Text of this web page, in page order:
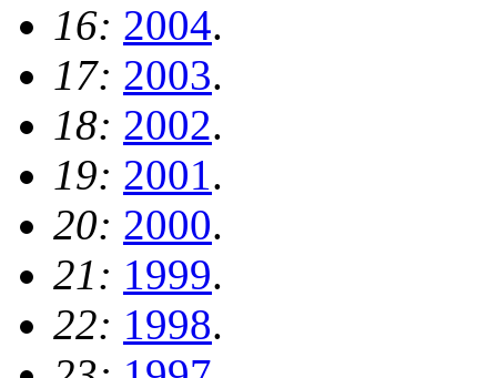
16: 2004.
17: 2003.
18: 2002.
19: 2001.
20: 2000.
21: 1999.
22: 1998.